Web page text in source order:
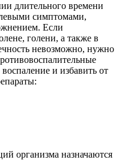
длительного времени
симптомами,
Если
голени, а также в
невозможно, нужно
и избавить от
организма назначаются